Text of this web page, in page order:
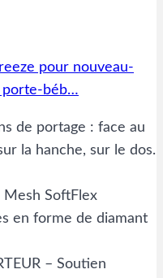
pour nouveau-
porte-béb…
de portage : face au
la hanche, sur le dos.
Mesh SoftFlex
en forme de diamant
– Soutien